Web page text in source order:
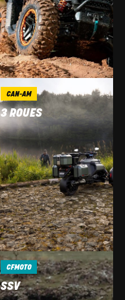
CAN-AM
3 ROUES
CFMOTO
SSV